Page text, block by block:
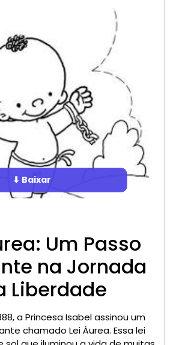
⬇ Baixar
Um Passo
na Jornada
Liberdade
a Princesa Isabel assinou um
chamado Lei Áurea. Essa lei